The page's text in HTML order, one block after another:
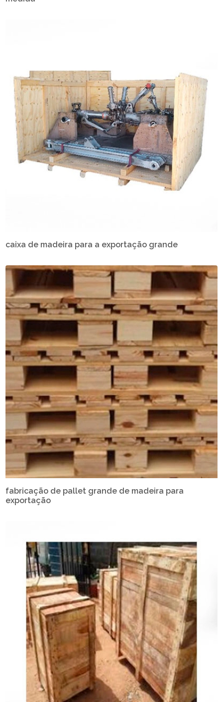
caixa de madeira para a exportação grande
fabricação de pallet grande de madeira para
exportação